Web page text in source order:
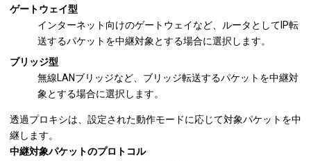
ゲートウェイ型
インターネット向けのゲートウェイなど、ルータとしてIP転
送するパケットを中継対象とする場合に選択します。
ブリッジ型
無線LANブリッジなど、ブリッジ転送するパケットを中継対
象とする場合に選択します。
透過プロキシは、設定された動作モードに応じて対象パケットを中
継します。
中継対象パケットのプロトコル